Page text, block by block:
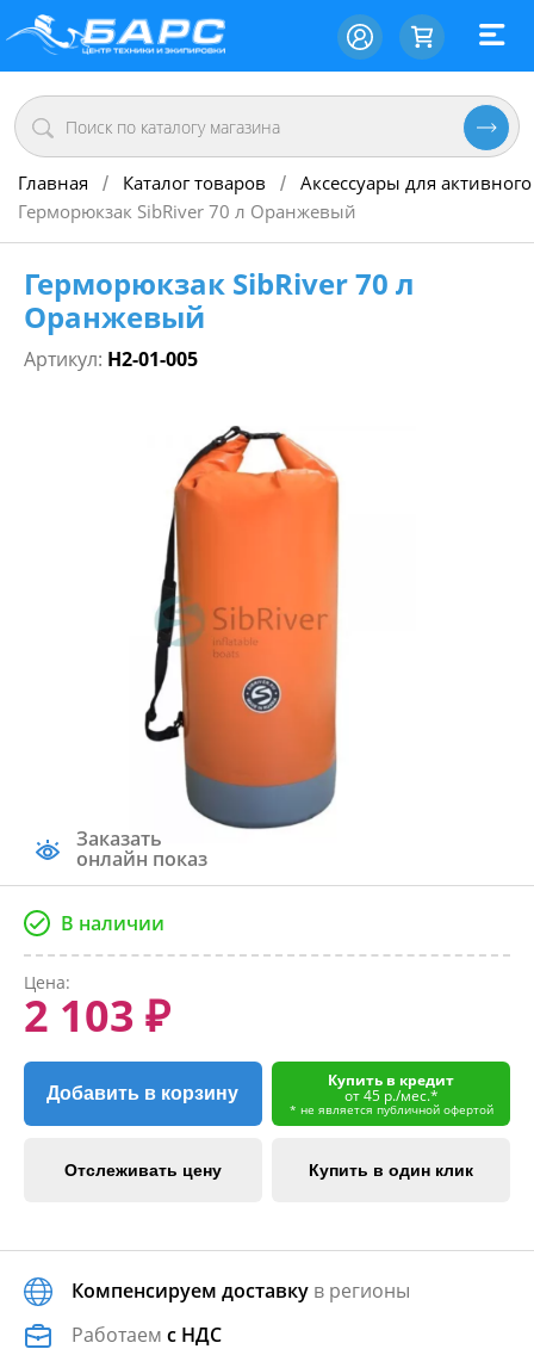
Главная / Каталог товаров / Аксессуары для
Герморюкзак SibRiver 70 л Оранжевый
Герморюкзак SibRiver 70 л
Оранжевый
Артикул: Н2-01-005
Заказать
онлайн показ
В наличии
Цена:
2 103 ₽
Добавить в корзину
Купить в кредит
от 45 р./мес.*
* не является публичной офертой
Отслеживать цену Купить в один клик
Компенсируем доставку в регионы
Работаем с НДС